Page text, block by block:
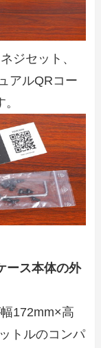
ジセット、
アルQRコー
ース本体の外
172mm×高
トルのコンパ